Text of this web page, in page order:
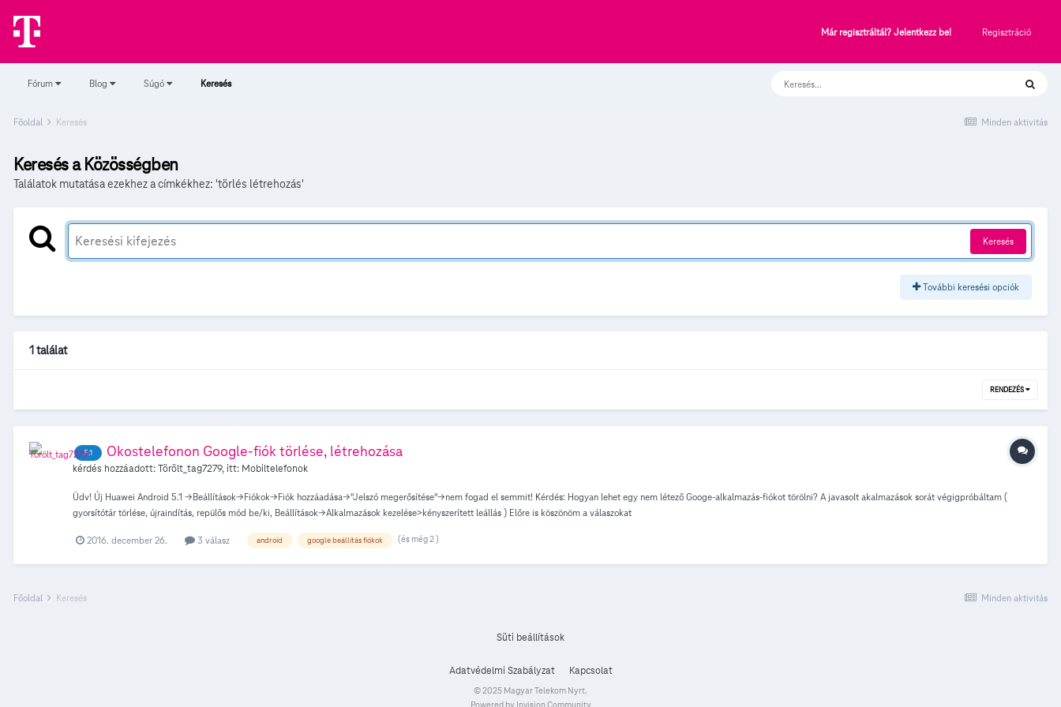
Már regisztráltál? Jelentkezz be! Regisztráció
Fórum Blog Súgó Keresés
Minden aktivitás
Főoldal Keresés
Keresés a Közösségben
Találatok mutatása ezekhez a címkékhez: 'törlés létrehozás'
Keresés
További keresési opciók
1 találat
RENDEZÉS
5.1 Okostelefonon Google-fiók törlése, létrehozása
kérdés hozzáadott:Törölt_tag7279, itt: Mobiltelefonok
Üdv! Új Huawei Android 5.1 ->Beállítások->Fiókok->Fiók hozzáadása->"Jelszó megerősítése"->nem fogad el semmit! Kérdés: Hogyan lehet egy nem létező Googe-alkalmazás-fiókot törölni? A javasolt akalmazások sorát végigpróbáltam (
gyorsítótár törlése, újraindítás, repülős mód be/ki, Beállítások->Alkalmazások kezelése>kényszerített leállás ) Előre is köszönöm a válaszokat
2016. december 26. 3 válasz android google beállítás fiókok (és még 2 )
Minden aktivitás
Főoldal Keresés
Süti beállítások
Adatvédelmi Szabályzat Kapcsolat
© 2025 Magyar Telekom Nyrt.
Powered by Invision Community